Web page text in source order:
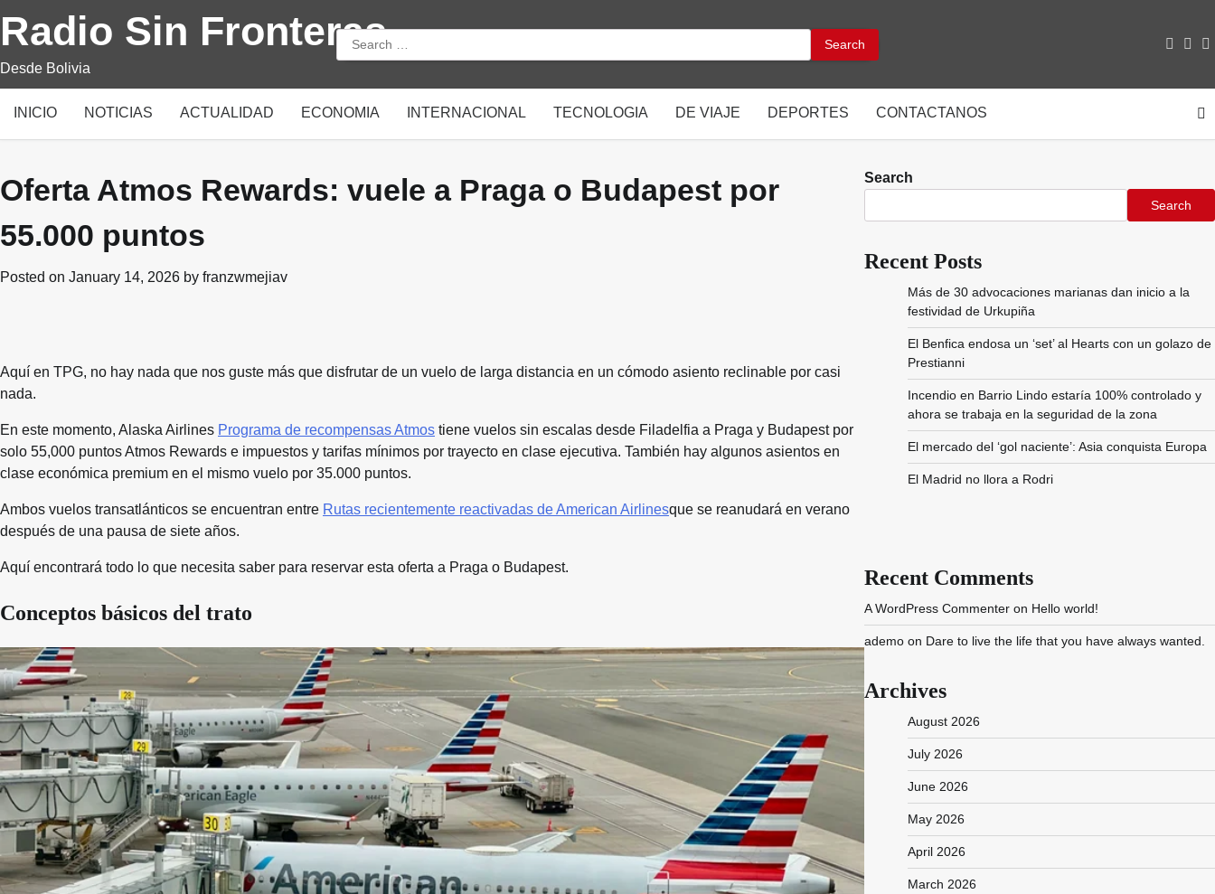
to
Radio Sin Fronteras
Desde Bolivia
Search
for:
INICIO NOTICIAS ACTUALIDAD ECONOMIA INTERNACIONAL TECNOLOGIA DE VIAJE DEPORTES CONTACTANOS
Oferta Atmos Rewards: vuele a Praga o Budapest por
55.000 puntos
Posted on January 14, 2026 by franzwmejiav
Aquí en TPG, no hay nada que nos guste más que disfrutar de un vuelo de larga distancia en un cómodo asiento reclinable por casi
nada.
En este momento, Alaska Airlines Programa de recompensas Atmos tiene vuelos sin escalas desde Filadelfia a Praga y Budapest por
solo 55,000 puntos Atmos Rewards e impuestos y tarifas mínimos por trayecto en clase ejecutiva. También hay algunos asientos en
clase económica premium en el mismo vuelo por 35.000 puntos.
Ambos vuelos transatlánticos se encuentran entre Rutas recientemente reactivadas de American Airlinesque se reanudará en verano
después de una pausa de siete años.
Aquí encontrará todo lo que necesita saber para reservar esta oferta a Praga o Budapest.
Conceptos básicos del trato
Search
Search
Recent Posts
Más de 30 advocaciones marianas dan inicio a la
festividad de Urkupiña
El Benfica endosa un ‘set’ al Hearts con un golazo de
Prestianni
Incendio en Barrio Lindo estaría 100% controlado y
ahora se trabaja en la seguridad de la zona
El mercado del ‘gol naciente’: Asia conquista Europa
El Madrid no llora a Rodri
Recent Comments
A WordPress Commenteron Hello world!
ademoon Dare to live the life that you have always wanted.
Archives
August 2026
July 2026
June 2026
May 2026
April 2026
March 2026